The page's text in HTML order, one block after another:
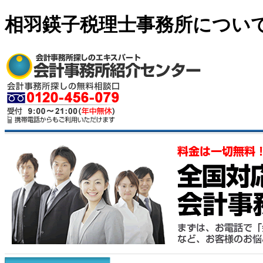
相羽鍈子税理士事務所につい